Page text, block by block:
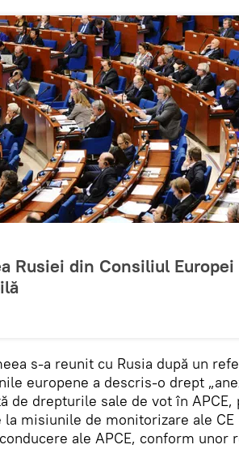
Rusiei din Consiliul Europei
s-a reunit cu Rusia după un
europene a descris-o drept
de drepturile sale de vot în APCE,
misiunile de monitorizare ale CE
ale APCE, conform unor